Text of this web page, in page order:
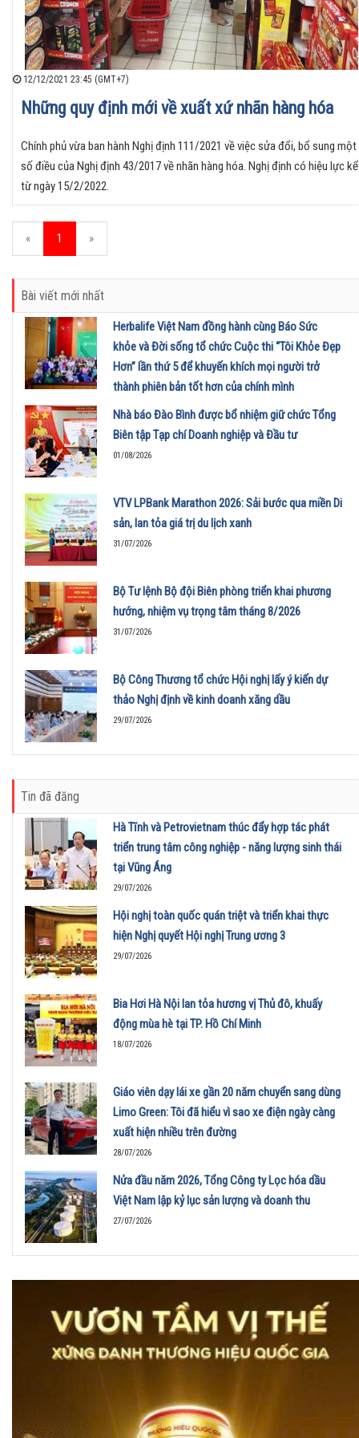
12/12/2021 23:45 (GMT+7)
Những quy định mới về xuất xứ nhãn hàng hóa
Chính phủ vừa ban hành Nghị định 111/2021 về việc sửa đổi, bổ sung một
số điều của Nghị định 43/2017 về nhãn hàng hóa. Nghị định có hiệu lực kể
từ ngày 15/2/2022.
« 1 »
Bài viết mới nhất
Herbalife Việt Nam đồng hành cùng Báo Sức
khỏe và Đời sống tổ chức Cuộc thi “Tôi Khỏe Đẹp
Hơn” lần thứ 5 để khuyến khích mọi người trở
thành phiên bản tốt hơn của chính mình
01/08/2026
Nhà báo Đào Bình được bổ nhiệm giữ chức Tổng
Biên tập Tạp chí Doanh nghiệp và Đầu tư
01/08/2026
VTV LPBank Marathon 2026: Sải bước qua miền Di
sản, lan tỏa giá trị du lịch xanh
31/07/2026
Bộ Tư lệnh Bộ đội Biên phòng triển khai phương
hướng, nhiệm vụ trọng tâm tháng 8/2026
31/07/2026
Bộ Công Thương tổ chức Hội nghị lấy ý kiến dự
thảo Nghị định về kinh doanh xăng dầu
29/07/2026
Tin đã đăng
Hà Tĩnh và Petrovietnam thúc đẩy hợp tác phát
triển trung tâm công nghiệp - năng lượng sinh thái
tại Vũng Áng
29/07/2026
Hội nghị toàn quốc quán triệt và triển khai thực
hiện Nghị quyết Hội nghị Trung ương 3
29/07/2026
Bia Hơi Hà Nội lan tỏa hương vị Thủ đô, khuấy
động mùa hè tại TP. Hồ Chí Minh
18/07/2026
Giáo viên dạy lái xe gần 20 năm chuyển sang dùng
Limo Green: Tôi đã hiểu vì sao xe điện ngày càng
xuất hiện nhiều trên đường
28/07/2026
Nửa đầu năm 2026, Tổng Công ty Lọc hóa dầu
Việt Nam lập kỷ lục sản lượng và doanh thu
27/07/2026